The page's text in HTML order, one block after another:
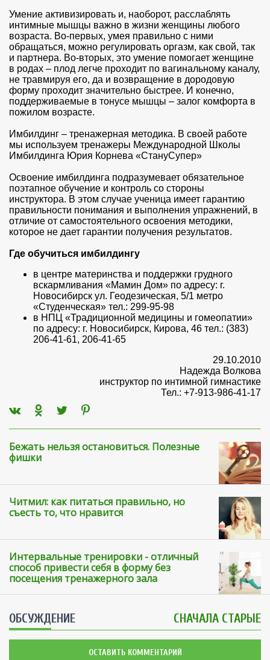
Умение активизировать и, наоборот, расслаблять
интимные мышцы важно в жизни женщины любого
возраста. Во-первых, умея правильно с ними
обращаться, можно регулировать оргазм, как свой, так
и партнера. Во-вторых, это умение помогает женщине
в родах – плод легче проходит по вагинальному каналу,
не травмируя его, да и возвращение в дородовую
форму проходит значительно быстрее. И конечно,
поддерживаемые в тонусе мышцы – залог комфорта в
пожилом возрасте.
Имбилдинг – тренажерная методика. В своей работе
мы используем тренажеры Международной Школы
Имбилдинга Юрия Корнева «СтануСупер»
Освоение имбилдинга подразумевает обязательное
поэтапное обучение и контроль со стороны
инструктора. В этом случае ученица имеет гарантию
правильности понимания и выполнения упражнений, в
отличие от самостоятельного освоения методики,
которое не дает гарантии получения результатов.
Где обучиться имбилдингу
в центре материнства и поддержки грудного
вскармливания «Мамин Дом» по адресу: г.
Новосибирск ул. Геодезическая, 5/1 метро
«Студенческая» тел.: 299-95-98
в НПЦ «Традиционной медицины и гомеопатии»
по адресу: г. Новосибирск, Кирова, 46 тел.: (383)
206-41-61, 206-41-65
29.10.2010
Надежда Волкова
инструктор по интимной гимнастике
Тел.: +7-913-986-41-17
Бежать нельзя остановиться. Полезные
фишки
Читмил: как питаться правильно, но
съесть то, что нравится
Интервальные тренировки - отличный
способ привести себя в форму без
посещения тренажерного зала
ОБСУЖДЕНИЕ СНАЧАЛА СТАРЫЕ
ОСТАВИТЬ КОММЕНТАРИЙ